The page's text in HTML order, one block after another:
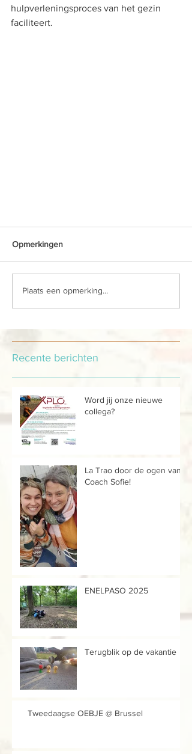
hulpverleningsproces van het gezin
faciliteert.
Opmerkingen
Plaats een opmerking...
Recente berichten
Word jij onze nieuwe
collega?
La Trao door de ogen van...
Coach Sofie!
ENELPASO 2025
Terugblik op de vakantie
Tweedaagse OEBJE @ Brussel